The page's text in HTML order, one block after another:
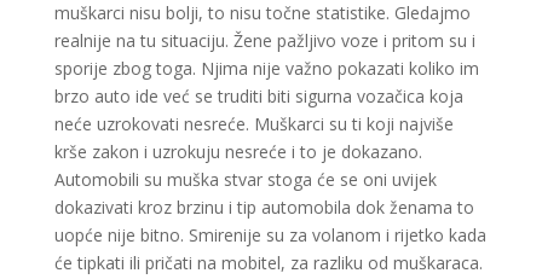
muškarci nisu bolji, to nisu točne statistike. Gledajmo
realnije na tu situaciju. Žene pažljivo voze i pritom su i
sporije zbog toga. Njima nije važno pokazati koliko im
brzo auto ide već se truditi biti sigurna vozačica koja
neće uzrokovati nesreće. Muškarci su ti koji najviše
krše zakon i uzrokuju nesreće i to je dokazano.
Automobili su muška stvar stoga će se oni uvijek
dokazivati kroz brzinu i tip automobila dok ženama to
uopće nije bitno. Smirenije su za volanom i rijetko kada
će tipkati ili pričati na mobitel, za razliku od muškaraca.
TEHNIKE:sudbinske karte, anđeoske poruke
Broj tel: 064/600-600
tel:0,93€ - mob:1,12€ min
VESNA/ Kod 05
Tarot savjetnik je slobodan